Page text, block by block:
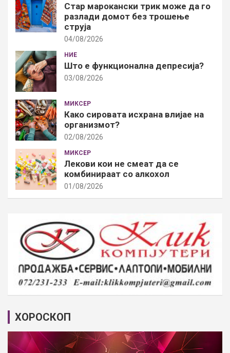
Стар марокански трик може да го
разлади домот без трошење
струја
04/08/2026
НИЕ
Што е функционална депресија?
03/08/2026
МИКСЕР
Како сировата исхрана влијае на
организмот?
02/08/2026
МИКСЕР
Лекови кои не смеат да се
комбинираат со алкохол
01/08/2026
ХОРОСКОП